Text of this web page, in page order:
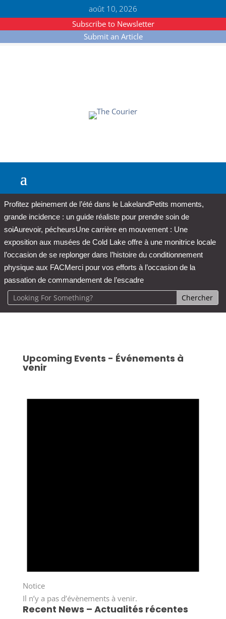
août 10, 2026
Subscribe to Newsletter
Submit an Article
Profitez pleinement de l’été dans le LakelandPetits moments,
grande incidence : un guide réaliste pour prendre soin de
soiAurevoir, pécheursUne carrière en mouvement : Une
exposition aux musées de Cold Lake offre à une monitrice locale
l’occasion de se replonger dans l’histoire du conditionnement
physique aux FACMerci pour vos efforts à l’occasion de la
passation de commandement de l’escadre
Upcoming Events - Événements à
venir
Notice
Il n’y a pas d’évènements à venir.
Recent News – Actualités récentes